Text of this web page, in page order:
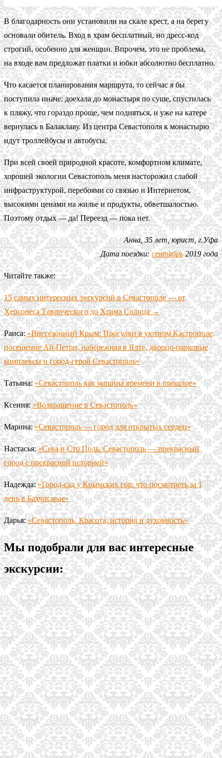
В благодарность они установили на скале крест, а на берегу
основали обитель. Вход в храм бесплатный, но дресс-код
строгий, особенно для женщин. Впрочем, это не проблема,
на входе вам предложат платки и юбки абсолютно бесплатно.
Что касается планирования маршрута, то сейчас я бы
поступила иначе: доехала до монастыря по суше, спустилась
к пляжу, что гораздо проще, чем подняться, и уже на катере
вернулась в Балаклаву. Из центра Севастополя к монастырю
идут троллейбусы и автобусы.
При всей своей природной красоте, комфортном климате,
хорошей экологии Севастополь меня насторожил слабой
инфраструктурой, перебоями со связью и Интернетом,
высокими ценами на жилье и продукты, обветшалостью.
Поэтому отдых — да! Переезд — пока нет.
Анна, 35 лет, юрист, г.Уфа
Дата поездки:сентябрь2019 года
Читайте также:
15 самых интересных экскурсий в Севастополе — от
Херсонеса Таврического до Храма Солнца →
Раиса:«Внесезонный Крым: Прогулки в уютном Кастрополе,
посещение Ай-Петри, набережная в Ялте, дворцо-парковые
комплексы и город-герой Севастополь»
Татьяна:«Севастополь как машина времени в прошлое»
Ксения:«Возвращение в Севастополь»
Марина:«Севастополь — город для открытых сердец»
Настасья:«Сева и Сто Поль. Севастополь — прекрасный
город с прекрасной историей»
Надежда:«Город-сад у Крымских гор: что посмотреть за 1
день в Бахчисарае»
Дарья:«Севастополь. Красота, история и духовность»
Мы подобрали для вас интересные
экскурсии: